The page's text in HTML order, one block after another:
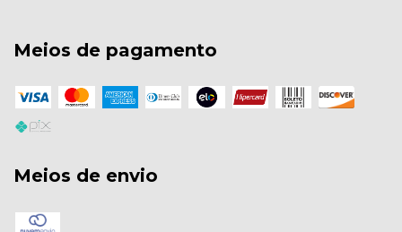
Meios de pagamento
Meios de envio